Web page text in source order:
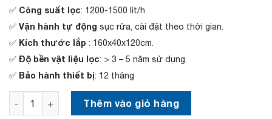
c
l
à
:
3
3
,
5
ệ
n
ạ
i
à
:
2
8
✅ Công suất lọc: 1200-1500 lít/h
✅ Vận hành tự động sục rửa, cài đặt theo thời gian.
✅ Kích thước lắp : 160x40x120cm.
✅ Độ bền vật liệu lọc: > 3 – 5 năm sử dụng.
✅ Bảo hành thiết bị: 12 tháng
Bộ lọc nước đầu nguồn LETTON -LT04SP số lượng
Thêm vào giỏ hàng